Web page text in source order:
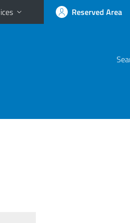
Reserved Area